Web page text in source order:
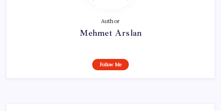
Author
Mehmet Arslan
Follow Me